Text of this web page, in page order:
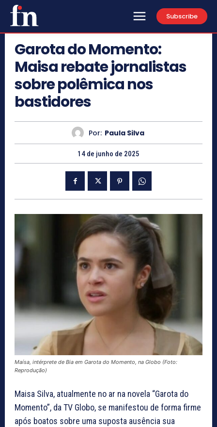
Subscribe
Garota do Momento:
Maisa rebate jornalistas
sobre polêmica nos
bastidores
Por: Paula Silva
14 de junho de 2025
Maísa, intérprete de Bia em Garota do Momento, na Globo (Foto:
Reprodução)
Maisa Silva, atualmente no ar na novela “Garota do
Momento”, da TV Globo, se manifestou de forma firme
após boatos sobre uma suposta ausência sua